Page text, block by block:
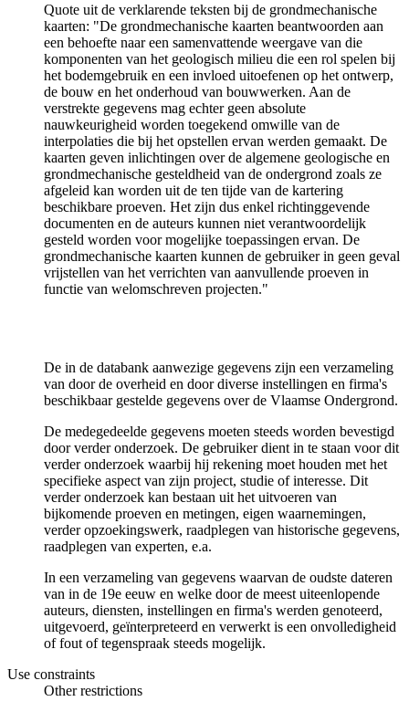
Quote uit de verklarende teksten bij de grondmechanische
kaarten: "De grondmechanische kaarten beantwoorden aan
een behoefte naar een samenvattende weergave van die
komponenten van het geologisch milieu die een rol spelen bij
het bodemgebruik en een invloed uitoefenen op het ontwerp,
de bouw en het onderhoud van bouwwerken. Aan de
verstrekte gegevens mag echter geen absolute
nauwkeurigheid worden toegekend omwille van de
interpolaties die bij het opstellen ervan werden gemaakt. De
kaarten geven inlichtingen over de algemene geologische en
grondmechanische gesteldheid van de ondergrond zoals ze
afgeleid kan worden uit de ten tijde van de kartering
beschikbare proeven. Het zijn dus enkel richtinggevende
documenten en de auteurs kunnen niet verantwoordelijk
gesteld worden voor mogelijke toepassingen ervan. De
grondmechanische kaarten kunnen de gebruiker in geen geval
vrijstellen van het verrichten van aanvullende proeven in
functie van welomschreven projecten."
De in de databank aanwezige gegevens zijn een verzameling
van door de overheid en door diverse instellingen en firma's
beschikbaar gestelde gegevens over de Vlaamse Ondergrond.
De medegedeelde gegevens moeten steeds worden bevestigd
door verder onderzoek. De gebruiker dient in te staan voor dit
verder onderzoek waarbij hij rekening moet houden met het
specifieke aspect van zijn project, studie of interesse. Dit
verder onderzoek kan bestaan uit het uitvoeren van
bijkomende proeven en metingen, eigen waarnemingen,
verder opzoekingswerk, raadplegen van historische gegevens,
raadplegen van experten, e.a.
In een verzameling van gegevens waarvan de oudste dateren
van in de 19e eeuw en welke door de meest uiteenlopende
auteurs, diensten, instellingen en firma's werden genoteerd,
uitgevoerd, geïnterpreteerd en verwerkt is een onvolledigheid
of fout of tegenspraak steeds mogelijk.
Use constraints
Other restrictions